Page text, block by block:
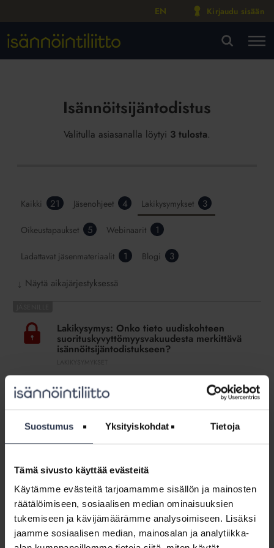
Suostumus Yksityiskohdat Tietoja
Tämä sivusto käyttää evästeitä
Käytämme evästeitä tarjoamamme sisällön ja mainosten
räätälöimiseen, sosiaalisen median ominaisuuksien
tukemiseen ja kävijämäärämme analysoimiseen. Lisäksi
jaamme sosiaalisen median, mainosalan ja analytiikka-
EN Kirjaudu sisään
Isännöitsijäntodistus
Valitulla asiasanalla löytyi 3 tulosta.
Kaikki 21 Jäsenohjeet 4 Lakikysymykset 3
Oikeustapaukset 5 Webinaarit 1
Ladattavat jäsenmateriaalit 1 Blogi 3
↓ Näytä aikajärjestyksessä
Onko
tieto
uudiskohteen
merkittävä
isännöitsijäntodistukseen?
Lakikysymys: Onko tieto uudiskohteen
suorituskyvyttömyysvakuudesta merkittävä
isännöitsijäntodistukseen?
esimerkiksi välittäjän kautta hoidetun asuntokaupan
isännöitsijäntodistus
ja
tarvitaanko
lainalaskelma
kauppapäivälle?
isännöitsijäntodistus sukulaiskaupassa ja
tarvitaanko lainalaskelma kauppapäivälle?
LAKIKYSYMYKSET
Lakiasiantuntija vastaa
Lakikysymys: